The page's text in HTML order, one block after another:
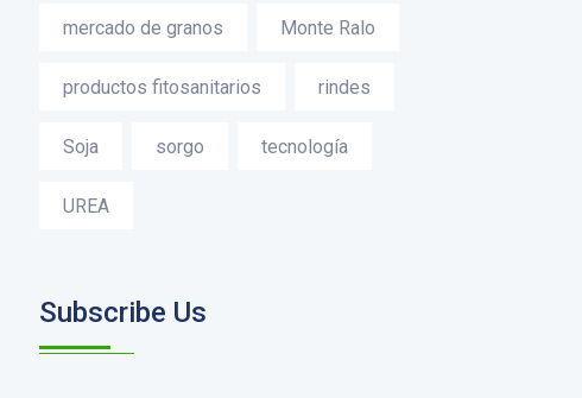
mercado de granos Monte Ralo
productos fitosanitarios rindes
Soja sorgo tecnología
UREA
Subscribe Us